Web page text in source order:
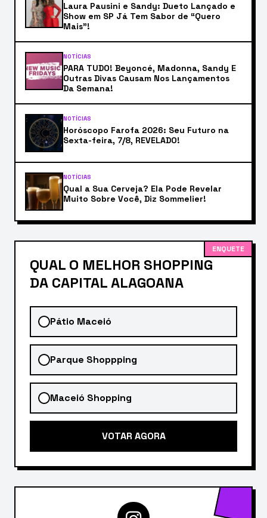
Laura Pausini e Sandy: Dueto Lançado e
Show em SP Já Tem Sabor de “Quero
Mais”!
NOTÍCIAS
PARA TUDO! Beyoncé, Madonna, Sandy E
Outras Divas Causam Nos Lançamentos
Da Semana!
NOTÍCIAS
Horóscopo Farofa 2026: Seu Futuro na
Sexta-feira, 7/8, REVELADO!
NOTÍCIAS
Qual a Sua Cerveja? Ela Pode Revelar
Muito Sobre Você, Diz Sommelier!
ENQUETE
QUAL O MELHOR SHOPPING
DA CAPITAL ALAGOANA
Pátio Maceió
Parque Shoppping
Maceió Shopping
VOTAR AGORA